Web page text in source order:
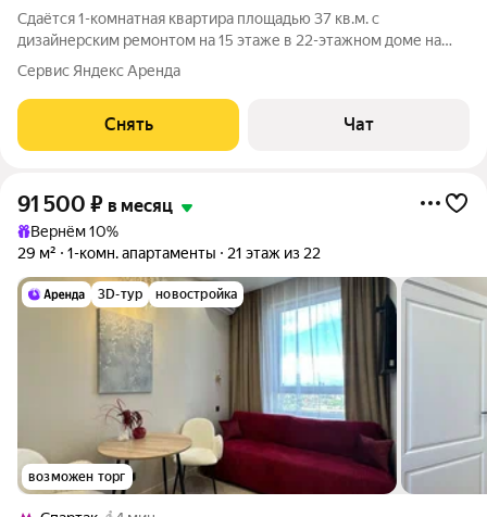
Сдаётся 1-комнатная квартира площадью 37 кв.м. с
дизайнерским ремонтом на 15 этаже в 22-этажном доме на
срок от 11 месяцев. Из техники есть: Телевизор Духовой шкаф
Стиральная машина Холодильник Посудомоечная машина
Кондиционер Микроволновка
Сервис Яндекс Аренда
Снять Чат
91 500 ₽ в месяц
Вернём 10%
29 м²
1-комн. апартаменты 21 этаж из 22
3D-тур новостройка
возможен торг